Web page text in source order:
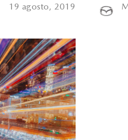
19 agosto, 2019